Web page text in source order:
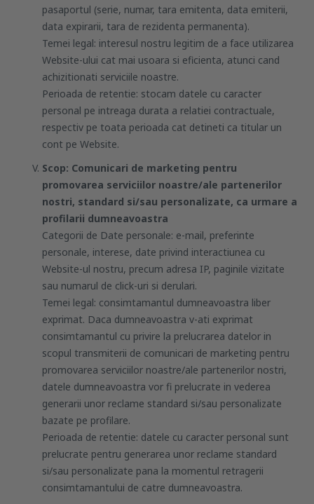
pasaportul (serie, numar, tara emitenta, data emiterii,
data expirarii, tara de rezidenta permanenta).
Temei legal: interesul nostru legitim de a face utilizarea
Website-ului cat mai usoara si eficienta, atunci cand
achizitionati serviciile noastre.
Perioada de retentie: stocam datele cu caracter
personal pe intreaga durata a relatiei contractuale,
respectiv pe toata perioada cat detineti ca titular un
cont pe Website.
Scop: Comunicari de marketing pentru
promovarea serviciilor noastre/ale partenerilor
nostri, standard si/sau personalizate, ca urmare a
profilarii dumneavoastra
Categorii de Date personale: e-mail, preferinte
personale, interese, date privind interactiunea cu
Website-ul nostru, precum adresa IP, paginile vizitate
sau numarul de click-uri si derulari.
Temei legal: consimtamantul dumneavoastra liber
exprimat. Daca dumneavoastra v-ati exprimat
consimtamantul cu privire la prelucrarea datelor in
scopul transmiterii de comunicari de marketing pentru
promovarea serviciilor noastre/ale partenerilor nostri,
datele dumneavoastra vor fi prelucrate in vederea
generarii unor reclame standard si/sau personalizate
bazate pe profilare.
Perioada de retentie: datele cu caracter personal sunt
prelucrate pentru generarea unor reclame standard
si/sau personalizate pana la momentul retragerii
consimtamantului de catre dumneavoastra.